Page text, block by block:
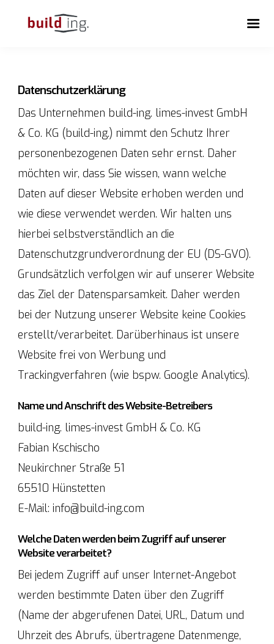
Datenschutzerklärung
Das Unternehmen build-ing. limes-invest GmbH
& Co. KG (build-ing.) nimmt den Schutz Ihrer
personenbezogenen Daten sehr ernst. Daher
möchten wir, dass Sie wissen, wann welche
Daten auf dieser Website erhoben werden und
wie diese verwendet werden. Wir halten uns
hierbei selbstverständlich an die
Datenschutzgrundverordnung der EU (DS-GVO).
Grundsätzlich verfolgen wir auf unserer Website
das Ziel der Datensparsamkeit. Daher werden
bei der Nutzung unserer Website keine Cookies
erstellt/verarbeitet. Darüberhinaus ist unsere
Website frei von Werbung und
Trackingverfahren (wie bspw. Google Analytics).
Name und Anschrift des Website-Betreibers
build-ing. limes-invest GmbH & Co. KG
Fabian Kschischo
Neukirchner Straße 51
65510 Hünstetten
E-Mail: info@build-ing.com
Welche Daten werden beim Zugriff auf unserer
Website verarbeitet?
Bei jedem Zugriff auf unser Internet-Angebot
werden bestimmte Daten über den Zugriff
(Name der abgerufenen Datei, URL, Datum und
Uhrzeit des Abrufs, übertragene Datenmenge,